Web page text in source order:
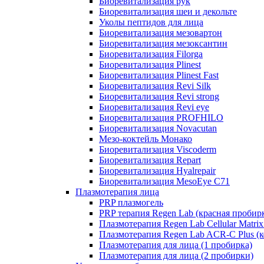
Биоревитализация шеи и декольте
Уколы пептидов для лица
Биоревитализация мезовартон
Биоревитализация мезоксантин
Биоревитализация Filorga
Биоревитализация Plinest
Биоревитализация Plinest Fast
Биоревитализация Revi Silk
Биоревитализация Revi strong
Биоревитализация Revi eye
Биоревитализация PROFHILO
Биоревитализация Novacutan
Мезо-коктейль Монако
Биоревитализация Viscoderm
Биоревитализация Repart
Биоревитализация Hyalrepair
Биоревитализация MesoEye C71
Плазмотерапия лица
PRP плазмогель
PRP терапия Regen Lab (красная
Плазмотерапия Regen Lab Cellular
Плазмотерапия Regen Lab ACR-C Plus
Плазмотерапия для лица (1 пробирка)
Плазмотерапия для лица (2 пробирки)